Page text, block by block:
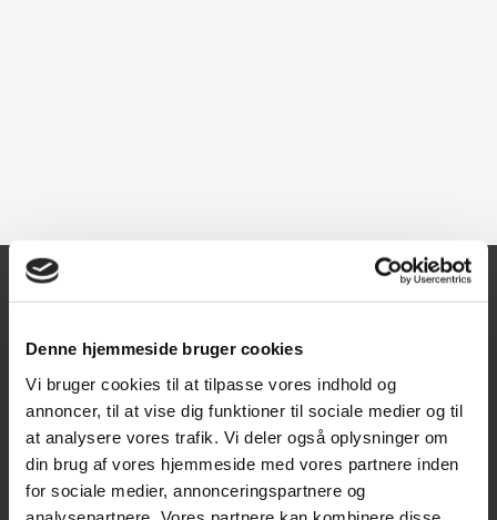
Denne hjemmeside bruger cookies
Vi bruger cookies til at tilpasse vores indhold og
annoncer, til at vise dig funktioner til sociale medier og til
at analysere vores trafik. Vi deler også oplysninger om
din brug af vores hjemmeside med vores partnere inden
for sociale medier, annonceringspartnere og
Knullen 22
5260 Odense S
CVR: DK66212319